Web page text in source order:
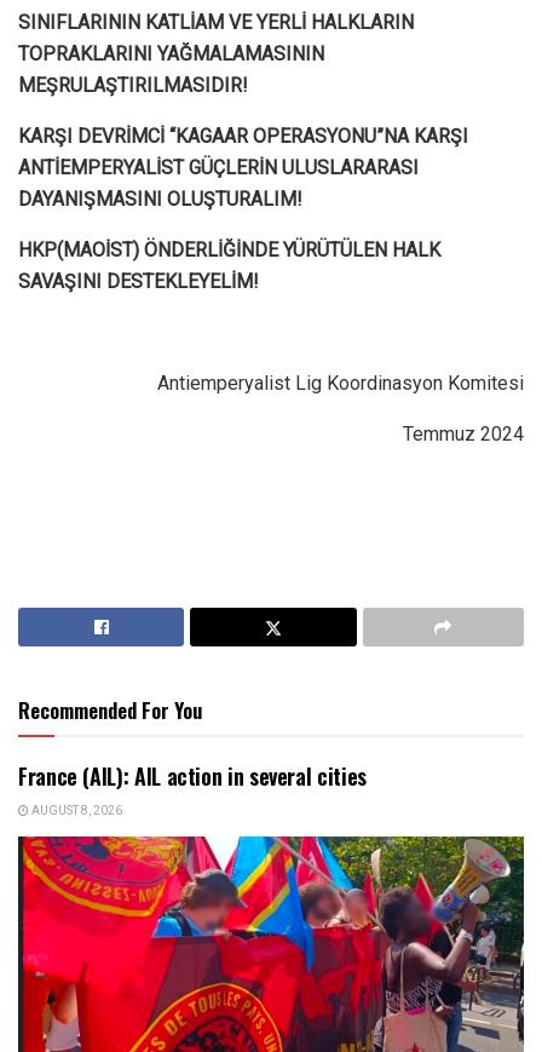
SINIFLARININ KATLİAM VE YERLİ HALKLARIN
TOPRAKLARINI YAĞMALAMASININ
MEŞRULAŞTIRILMASIDIR!
KARŞI DEVRİMCİ “KAGAAR OPERASYONU”NA KARŞI
ANTİEMPERYALİST GÜÇLERİN ULUSLARARASI
DAYANIŞMASINI OLUŞTURALIM!
HKP(MAOİST) ÖNDERLİĞİNDE YÜRÜTÜLEN HALK
SAVAŞINI DESTEKLEYELİM!
Antiemperyalist Lig Koordinasyon Komitesi
Temmuz 2024
Recommended For You
France (AIL): AIL action in several cities
AUGUST 8, 2026